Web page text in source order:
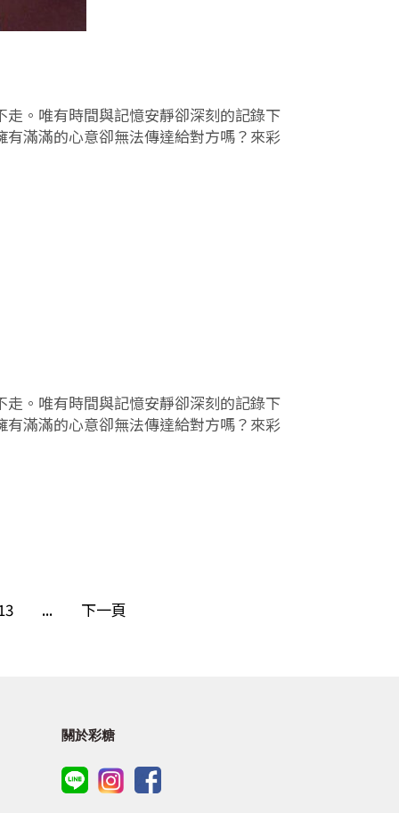
。唯有時間與記憶安靜卻深刻的記錄下
滿滿的心意卻無法傳達給對方嗎？來彩
。唯有時間與記憶安靜卻深刻的記錄下
滿滿的心意卻無法傳達給對方嗎？來彩
... 下一頁
關於彩糖